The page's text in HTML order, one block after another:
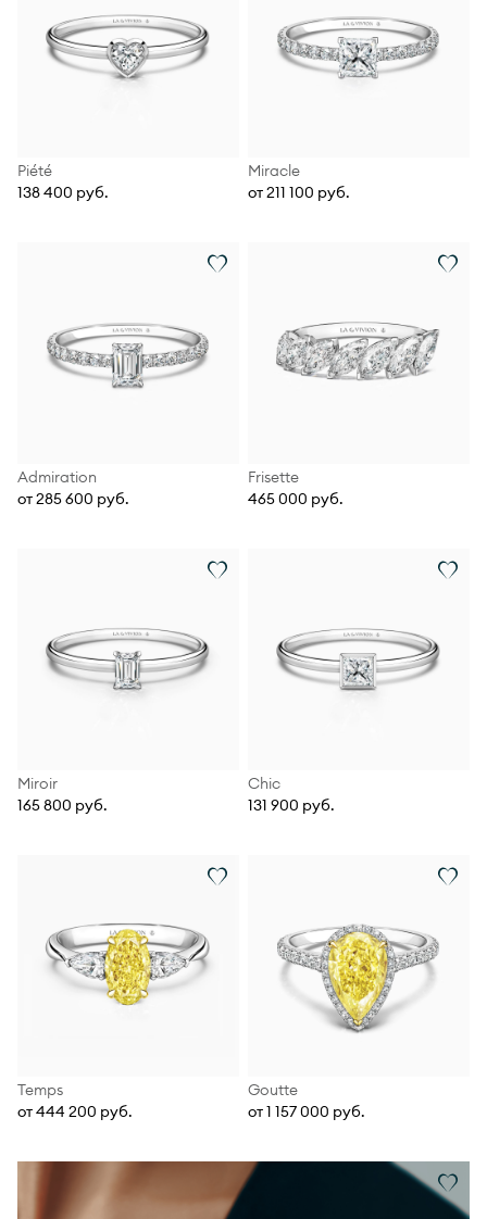
Piété
138 400 руб.
Miracle
от 211 100 руб.
Admiration
от 285 600 руб.
Frisette
465 000 руб.
Miroir
165 800 руб.
Chic
131 900 руб.
Temps
от 444 200 руб.
Goutte
от 1 157 000 руб.